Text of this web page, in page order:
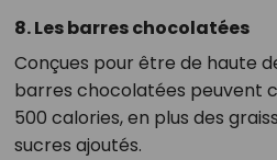
8. Les barres chocolatées
Conçues pour être de haute
barres chocolatées peuvent
500 calories, en plus des
sucres ajoutés.